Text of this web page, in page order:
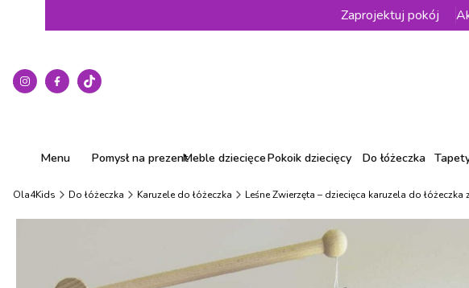
Zaprojektuj pokój
Menu Pomysł na prezentMeble dziecięcePokoik dziecięcy Do łóżeczka
Ola4Kids Do łóżeczka Karuzele do łóżeczka Leśne Zwierzęta – dziecięca karuzela do